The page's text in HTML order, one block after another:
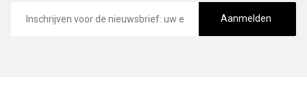
mailadres
Aanmelden